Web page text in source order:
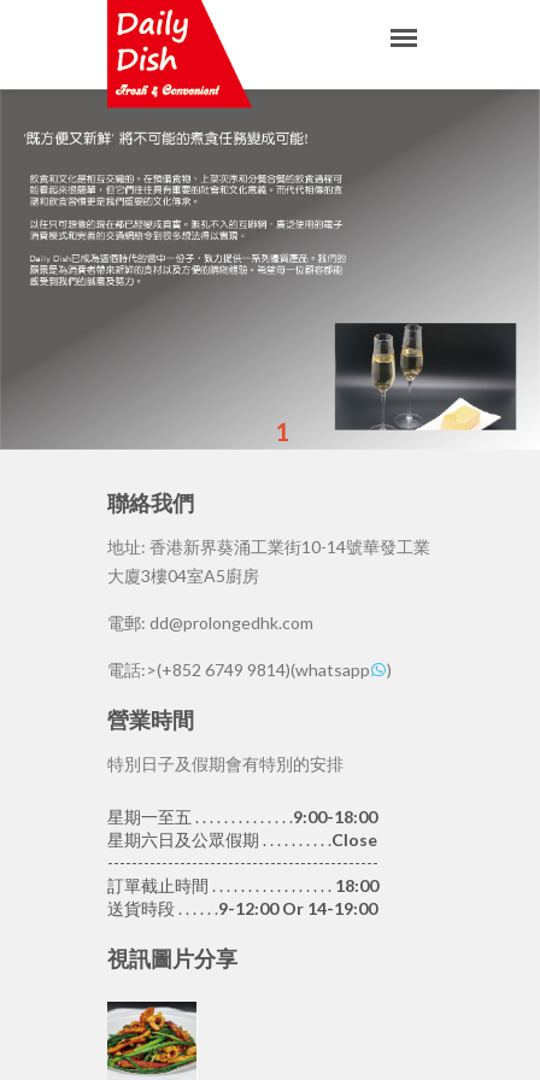
1
聯絡我們
地址: 香港新界葵涌工業街10-14號華發工業
大廈3樓04室A5廚房
電郵: dd@prolongedhk.com
電話:>(+852 6749 9814)(whatsapp )
營業時間
特別日子及假期會有特別的安排
星期一至五 . . . . . . . . . . . . . .9:00-18:00
星期六日及公眾假期 . . . . . . . . . .Close
---------------------------------------------
訂單截止時間 . . . . . . . . . . . . . . . . . 18:00
送貨時段 . . . . . .9-12:00 Or 14-19:00
視訊圖片分享